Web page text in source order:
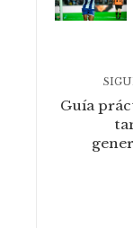
Guía